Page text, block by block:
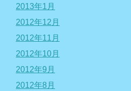
2013年1月
2012年12月
2012年11月
2012年10月
2012年9月
2012年8月